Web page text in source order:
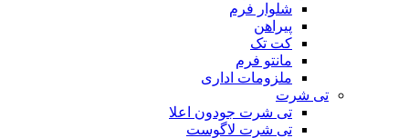
شلوار فرم
پیراهن
کت تک
مانتو فرم
ملزومات اداری
تی شرت
تی شرت جودون اعلا
تی شرت لاگوست